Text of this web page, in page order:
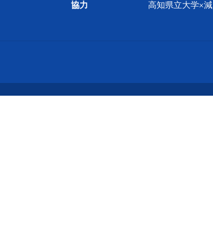
協力
高知県立大学×